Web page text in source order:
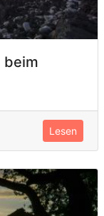
beim
Lesen